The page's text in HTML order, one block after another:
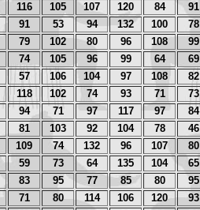
116 105 107 120 84 91
91 53 94 132 100 78
79 102 80 96 108 99
74 105 96 99 64 69
57 106 104 97 108 82
118 102 74 93 71 73
94 71 97 117 97 84
81 103 92 104 78 46
109 74 132 96 107 80
59 73 64 135 104 65
83 95 77 85 80 95
71 80 114 106 120 93